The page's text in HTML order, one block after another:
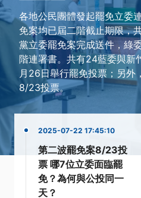
各地公民團體發起罷免立委
免案均已屆二階截止期限，
黨立委罷免案完成送件，綠
階連署書。共有24藍委與新
月26日舉行罷免投票；另外
8/23投票。
2025-07-22 17:45:10
第二波罷免案8/23投
票 哪7位立委面臨罷
免？為何與公投同一
天？